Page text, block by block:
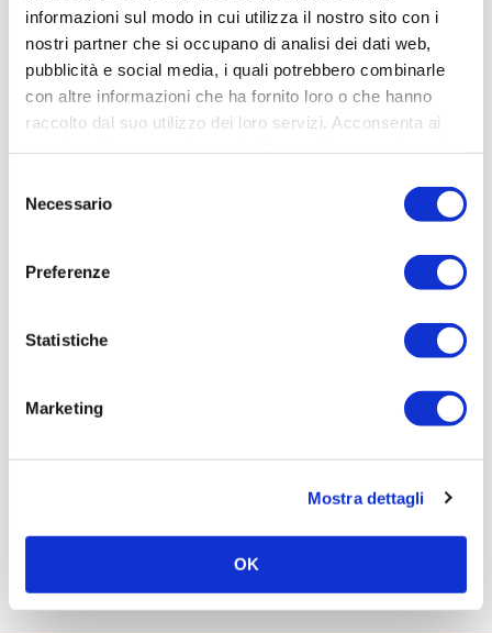
informazioni sul modo in cui utilizza il nostro sito con i
nostri partner che si occupano di analisi dei dati web,
pubblicità e social media, i quali potrebbero combinarle
con altre informazioni che ha fornito loro o che hanno
raccolto dal suo utilizzo dei loro servizi. Acconsenta ai
delNecessario
Preferenze
Statistiche
Marketing
Mostra dettagli
OK
Studio Luce Sungrow
termoli terni
Utensili vasto
CDVI // Termoscanner con lettore del Green Pass